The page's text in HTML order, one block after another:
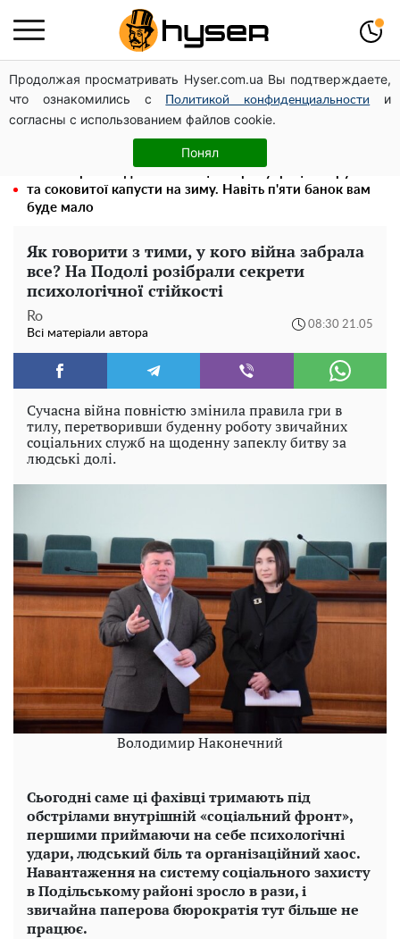
Продолжая просматривать Hyser.com.ua Вы подтверждаете,
что ознакомились с
Политикой конфиденциальности
и
согласны с использованием файлов cookie.
Понял
Гола Олена Тополя у цікавих позах змусила відвисати
щелепи: злив відео – було лише початком
Олена Тополя злив відео – це далеко не все: фронтмен
"Антитіла" Тарас Тополя став наступним
та соковитої капусти на зиму. Навіть п'яти банок вам
буде мало
Як говорити з тими, у кого війна забрала
все? На Подолі розібрали секрети
психологічної стійкості
Ro
Всі матеріали автора
08:30 21.05
Сучасна війна повністю змінила правила гри в
тилу, перетворивши буденну роботу звичайних
соціальних служб на щоденну запеклу битву за
людські долі.
Володимир Наконечний
Сьогодні саме ці фахівці тримають під
обстрілами внутрішній «соціальний фронт»,
першими приймаючи на себе психологічні
удари, людський біль та організаційний хаос.
Навантаження на систему соціального захисту
в Подільському районі зросло в рази, і
звичайна паперова бюрократія тут більше не
працює.